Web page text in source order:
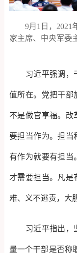
9月1日，2021年
家主席、中央军委
习近平强调，干
值所在。党把干部
不是做官享福。改
要担当作为。担当
有作为就要有担当
才需要担当。凡是
难、义不逃责，大
习近平指出，坚
量一个干部是否称